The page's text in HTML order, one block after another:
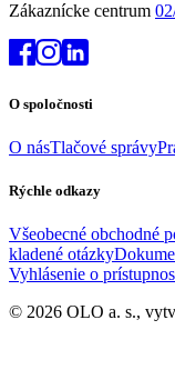
Zákaznícke centrum
O spoločnosti
O násTlačové správy
Rýchle odkazy
Všeobecné obchodné
kladené otázky
Vyhlásenie o
© 2026 OLO a. s.,